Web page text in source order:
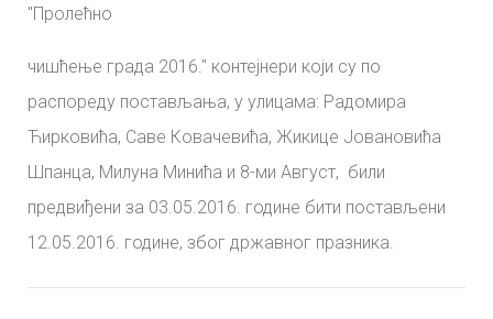
''Пролећно
чишћење града 2016.'' контејнери који су по
распореду постављања, у улицама: Радомира
Ћирковића, Саве Ковачевића, Жикице Јовановића
Шпанца, Милуна Минића и 8-ми Август, били
предвиђени за 03.05.2016. године бити постављени
12.05.2016. године, због државног празника.